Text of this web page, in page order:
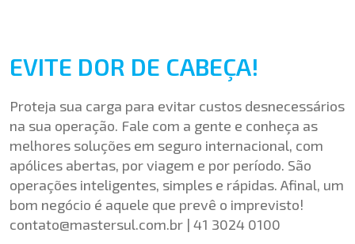
EVITE DOR DE CABEÇA!
Proteja sua carga para evitar custos desnecessários
na sua operação. Fale com a gente e conheça as
melhores soluções em seguro internacional, com
apólices abertas, por viagem e por período. São
operações inteligentes, simples e rápidas. Afinal, um
bom negócio é aquele que prevê o imprevisto!
contato@mastersul.com.br | 41 3024 0100